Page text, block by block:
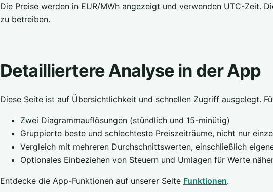
Die Preise werden in EUR/MWh angezeigt und verwenden UTC-Zeit.
zu betreiben.
Detailliertere Analyse in der App
Diese Seite ist auf Übersichtlichkeit und schnellen Zugriff ausgelegt.
Zwei Diagrammauflösungen (stündlich und 15-minütig)
Gruppierte beste und schlechteste Preiszeiträume, nicht nur
Vergleich mit mehreren Durchschnittswerten, einschließlich
Optionales Einbeziehen von Steuern und Umlagen für Werte
Entdecke die App-Funktionen auf unserer Seite Funktionen.